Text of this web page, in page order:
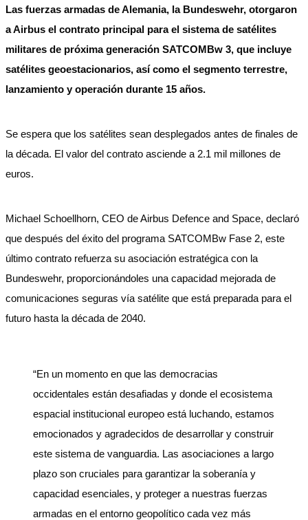
Las fuerzas armadas de Alemania, la Bundeswehr, otorgaron
a Airbus el contrato principal para el sistema de satélites
militares de próxima generación SATCOMBw 3, que incluye
satélites geoestacionarios, así como el segmento terrestre,
lanzamiento y operación durante 15 años.
Se espera que los satélites sean desplegados antes de finales de
la década. El valor del contrato asciende a 2.1 mil millones de
euros.
Michael Schoellhorn, CEO de Airbus Defence and Space, declaró
que después del éxito del programa SATCOMBw Fase 2, este
último contrato refuerza su asociación estratégica con la
Bundeswehr, proporcionándoles una capacidad mejorada de
comunicaciones seguras vía satélite que está preparada para el
futuro hasta la década de 2040.
“En un momento en que las democracias
occidentales están desafiadas y donde el ecosistema
espacial institucional europeo está luchando, estamos
emocionados y agradecidos de desarrollar y construir
este sistema de vanguardia. Las asociaciones a largo
plazo son cruciales para garantizar la soberanía y
capacidad esenciales, y proteger a nuestras fuerzas
armadas en el entorno geopolítico cada vez más